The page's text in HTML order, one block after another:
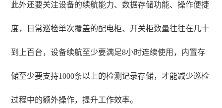
此外还要关注设备的续航能力、数据存储功能、操作便捷
度，日常巡检单次覆盖的配电柜、开关柜数量往往在几十
到上百台，设备续航至少要满足8小时连续使用，内置存
储至少要支持1000条以上的检测记录存储，才能减少巡检
过程中的额外操作，提升工作效率。